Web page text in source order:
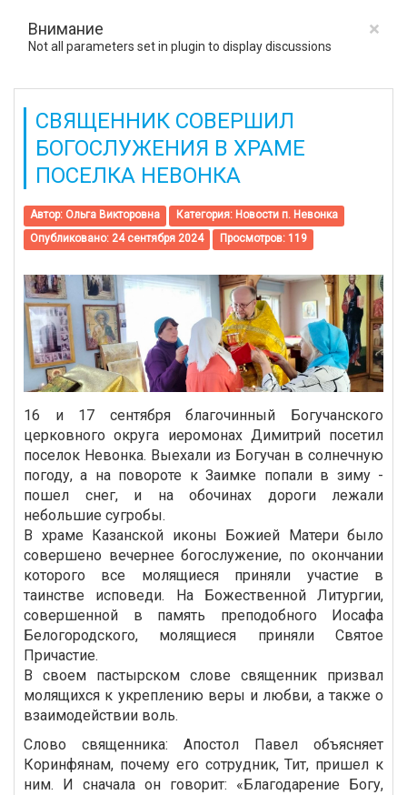
×
Внимание
Not all parameters set in plugin to display discussions
СВЯЩЕННИК СОВЕРШИЛ
БОГОСЛУЖЕНИЯ В ХРАМЕ
ПОСЕЛКА НЕВОНКА
Автор: Ольга Викторовна Категория: Новости п. Невонка
Опубликовано: 24 сентября 2024
Просмотров: 119
16 и 17 сентября благочинный Богучанского
церковного округа иеромонах Димитрий посетил
поселок Невонка. Выехали из Богучан в солнечную
погоду, а на повороте к Заимке попали в зиму -
пошел снег, и на обочинах дороги лежали
небольшие сугробы.
В храме Казанской иконы Божией Матери было
совершено вечернее богослужение, по окончании
которого все молящиеся приняли участие в
таинстве исповеди. На Божественной Литургии,
совершенной в память преподобного Иосафа
Белогородского, молящиеся приняли Святое
Причастие.
В своем пастырском слове священник призвал
молящихся к укреплению веры и любви, а также о
взаимодействии воль.
Слово священника: Апостол Павел объясняет
Коринфянам, почему его сотрудник, Тит, пришел к
ним. И сначала он говорит: «Благодарение Богу,